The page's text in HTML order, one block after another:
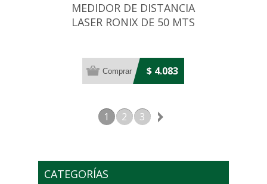
MEDIDOR DE DISTANCIA
LASER RONIX DE 50 MTS
$ 4.083
1 2 3
CATEGORÍAS